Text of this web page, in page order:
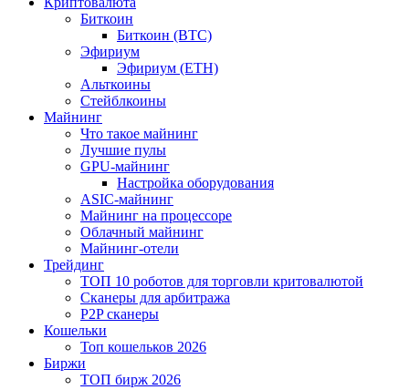
Биткоин
Биткоин (BTC)
Эфириум
Эфириум (ETH)
Альткоины
Стейблкоины
Майнинг
Что такое майнинг
Лучшие пулы
GPU-майнинг
Настройка оборудования
ASIC-майнинг
Майнинг на процессоре
Облачный майнинг
Майнинг-отели
Трейдинг
ТОП 10 роботов для торговли критовалютой
Сканеры для арбитража
P2P сканеры
Кошельки
Топ кошельков 2026
Биржи
ТОП бирж 2026